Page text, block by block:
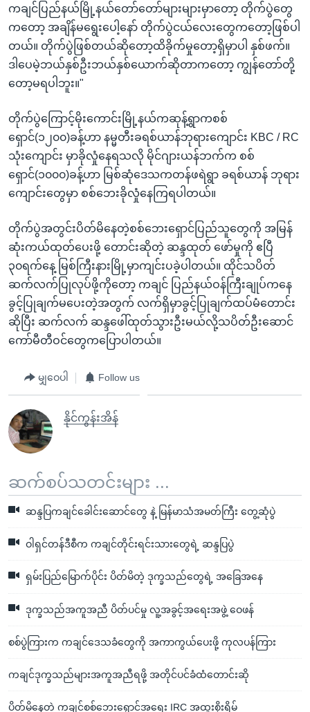
ကချင်ပြည်နယ်မြို့နယ်တော်တော်များများမှာတော့ တိုက်ပွဲတွေ
ကတော့ အချိန်မရွေးပေါ့နော် တိုက်ပွဲငယ်လေးတွေကတော့ဖြစ်ပါ
တယ်။ တိုက်ပွဲဖြစ်တယ်ဆိုတော့ထိခိုက်မှုတော့ရှိမှာပါ နှစ်ဖက်။
ဒါပေမဲ့ဘယ်နှစ်ဦးဘယ်နှစ်ယောက်ဆိုတာကတော့ ကျွန်တော်တို့
တော့မရပါဘူး။"
တိုက်ပွဲကြောင့်မိုးကောင်းမြို့နယ်ကဆုန့်ရွာကစစ်
ရှောင်(၁၂၀၀)ခန့်ဟာ နမ္မတီးခရစ်ယာန်ဘုရားကျောင်း KBC / RC
သုံးကျောင်း မှာခိုလှုံနေရသလို မိုင်ဂျားယန်ဘက်က စစ်
ရှောင်(၁၀၀၀)ခန့်ဟာ မြစ်ဆုံဒေသကတန်ဖရဲရွာ ခရစ်ယာန် ဘုရား
ကျောင်းတွေမှာ စစ်ဘေးခိုလှုံနေကြရပါတယ်။
တိုက်ပွဲအတွင်းပိတ်မိနေတဲ့စစ်ဘေးရှောင်ပြည်သူတွေကို အမြန်
ဆုံးကယ်ထုတ်ပေးဖို့ တောင်းဆိုတဲ့ ဆန္ဒထုတ် ဖော်မှုကို ဧပြီ
၃၀ရက်နေ့ မြစ်ကြီးနားမြို့မှာကျင်းပခဲ့ပါတယ်။ ထိုင်သပိတ်
ဆက်လက်ပြုလုပ်ဖို့ကိုတော့ ကချင် ပြည်နယ်ဝန်ကြီးချုပ်ကနေ
ခွင့်ပြုချက်မပေးတဲ့အတွက် လက်ရှိမှာခွင့်ပြုချက်ထပ်မံတောင်း
ဆိုပြီး ဆက်လက် ဆန္ဒဖေါ်ထုတ်သွားဦးမယ်လို့သပိတ်ဦးဆောင်
ကော်မီတီဝင်တွေကပြောပါတယ်။
မျှဝေပါ Follow us
နိုင်ကွန်းအိန်
ဆက်စပ်သတင်းများ ...
ဆန္ဒပြကချင်ခေါင်းဆောင်တွေ နဲ့ မြန်မာသံအမတ်ကြီး တွေ့ဆုံပွဲ
ဝါရှင်တန်ဒီစီက ကချင်တိုင်းရင်းသားတွေရဲ့ ဆန္ဒပြပွဲ
ရှမ်းပြည်မြောက်ပိုင်း ပိတ်မိတဲ့ ဒုက္ခသည်တွေရဲ့ အခြေအနေ
ဒုက္ခသည်အကူအညီ ပိတ်ပင်မှု လူ့အခွင့်အရေးအဖွဲ့ ဝေဖန်
စစ်ပွဲကြားက ကချင်ဒေသခံတွေကို အကာကွယ်ပေးဖို့ ကုလပန်ကြား
ကချင်ဒုက္ခသည်များအကူအညီရဖို့ အတိုင်ပင်ခံထံတောင်းဆို
ပိတ်မိနေတဲ့ ကချင်စစ်ဘေးရှောင်အရေး IRC အထူးစိုးရိမ်